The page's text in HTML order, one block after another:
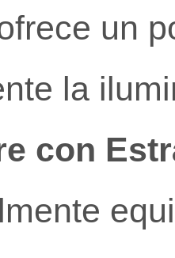
un
la
con